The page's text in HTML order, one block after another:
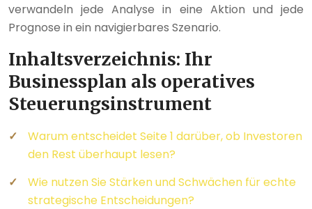
verwandeln jede Analyse in eine Aktion und jede
Prognose in ein navigierbares Szenario.
Inhaltsverzeichnis: Ihr
Businessplan als operatives
Steuerungsinstrument
Warum entscheidet Seite 1 darüber, ob Investoren
den Rest überhaupt lesen?
Wie nutzen Sie Stärken und Schwächen für echte
strategische Entscheidungen?